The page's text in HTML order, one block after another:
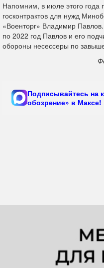
Напомним, в июле этого года
госконтрактов для нужд
«Военторг» Владимир
по 2022 год Павлов и его
обороны несессеры по
Подписывайтесь на
обозрение» в Максе!